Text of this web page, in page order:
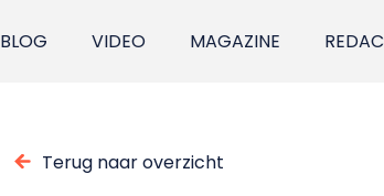
BLOG VIDEO MAGAZINE
Terug naar overzicht